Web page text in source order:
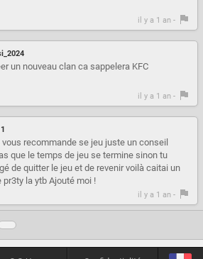
il y a 1 an -
un nouveau clan ca sappelera KFC
il y a 1 an -
vous recommande se jeu juste un conseil
que le temps de jeu se termine sinon tu
de quitter le jeu et de revenir voilà caitai un
pr3ty la ytb Ajouté moi !
il y a 1 an -